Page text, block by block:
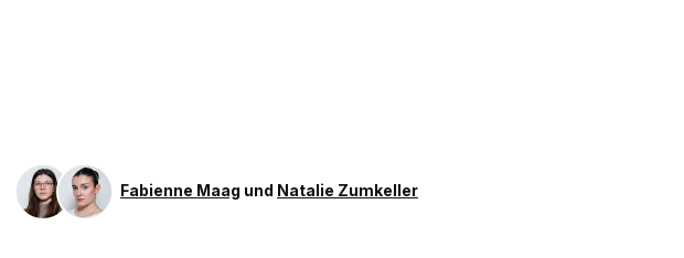
Fabienne Maag und Natalie Zumkeller